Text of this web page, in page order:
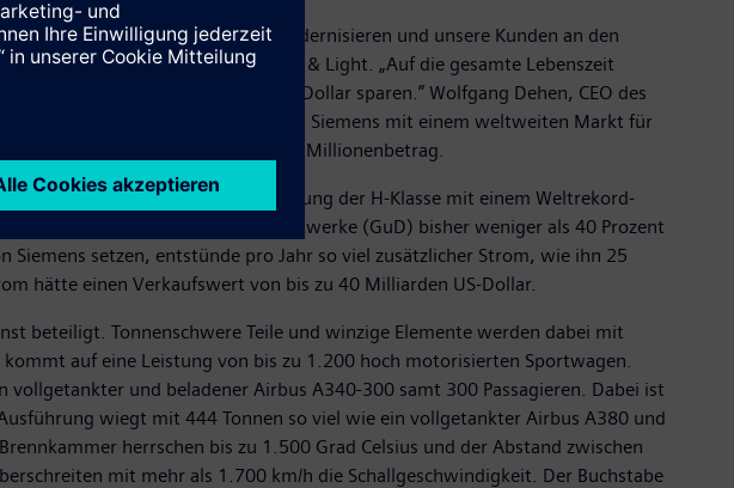
und Cape Canaveral zu modernisieren und unsere Kunden an den
Vice President von Florida Power & Light. „Auf die gesamte Lebenszeit
850 und 950 Millionen US-Dollar sparen.” Wolfgang Dehen, CEO des
und für Siemens.“ Mittelfristig plant Siemens mit einem weltweiten Markt für
einen zwei- bis dreistelligen Millionenbetrag.
Feldtests startet nun die Vermarktung der H-Klasse mit einem Weltrekord-
Gas- und Dampfkraftwerke (GuD) bisher weniger als 40 Prozent
Siemens setzen, entstünde pro Jahr so viel zusätzlicher Strom, wie ihn 25
hätte einen Verkaufswert von bis zu 40 Milliarden US-Dollar.
beteiligt. Tonnenschwere Teile und winzige Elemente werden dabei mit
auf eine Leistung von bis zu 1.200 hoch motorisierten Sportwagen.
und beladener Airbus A340-300 samt 300 Passagieren. Dabei ist
wiegt mit 444 Tonnen so viel wie ein vollgetankter Airbus A380 und
herrschen bis zu 1.500 Grad Celsius und der Abstand zwischen
mit mehr als 1.700 km/h die Schallgeschwindigkeit. Der Buchstabe